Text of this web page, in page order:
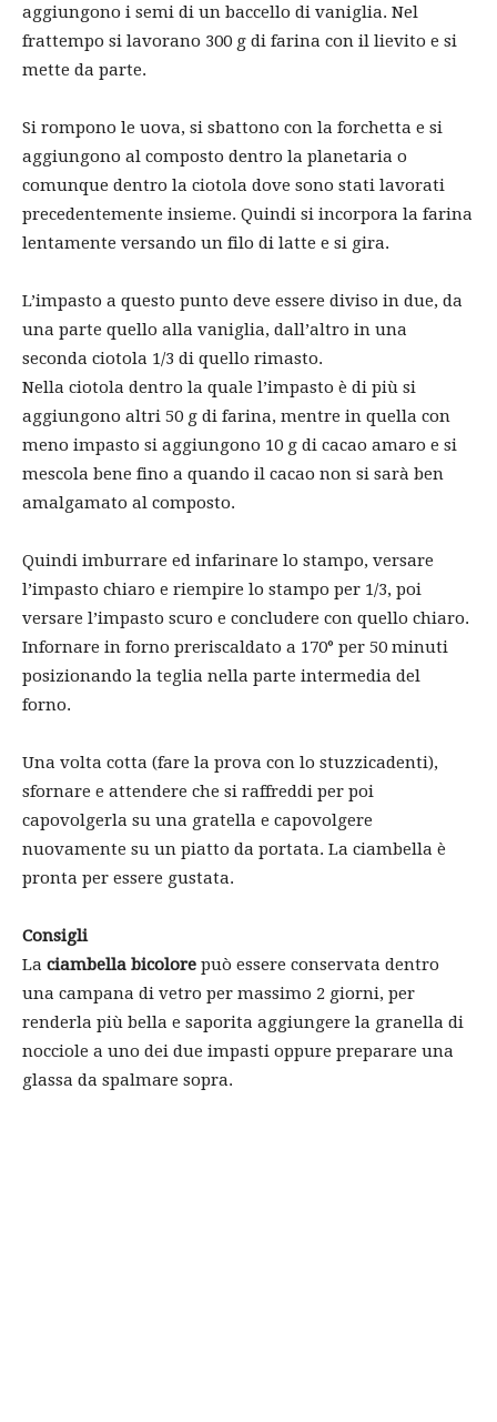
aggiungono i semi di un baccello di vaniglia. Nel
frattempo si lavorano 300 g di farina con il lievito e si
mette da parte.
Si rompono le uova, si sbattono con la forchetta e si
aggiungono al composto dentro la planetaria o
comunque dentro la ciotola dove sono stati lavorati
precedentemente insieme. Quindi si incorpora la farina
lentamente versando un filo di latte e si gira.
L’impasto a questo punto deve essere diviso in due, da
una parte quello alla vaniglia, dall’altro in una
seconda ciotola 1/3 di quello rimasto.
Nella ciotola dentro la quale l’impasto è di più si
aggiungono altri 50 g di farina, mentre in quella con
meno impasto si aggiungono 10 g di cacao amaro e si
mescola bene fino a quando il cacao non si sarà ben
amalgamato al composto.
Quindi imburrare ed infarinare lo stampo, versare
l’impasto chiaro e riempire lo stampo per 1/3, poi
versare l’impasto scuro e concludere con quello chiaro.
Infornare in forno preriscaldato a 170° per 50 minuti
posizionando la teglia nella parte intermedia del
forno.
Una volta cotta (fare la prova con lo stuzzicadenti),
sfornare e attendere che si raffreddi per poi
capovolgerla su una gratella e capovolgere
nuovamente su un piatto da portata. La ciambella è
pronta per essere gustata.
Consigli
La ciambella bicolore può essere conservata dentro
una campana di vetro per massimo 2 giorni, per
renderla più bella e saporita aggiungere la granella di
nocciole a uno dei due impasti oppure preparare una
glassa da spalmare sopra.